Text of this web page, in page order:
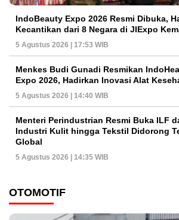
IndoBeauty Expo 2026 Resmi Dibuka,
Kecantikan dari 8 Negara di JIExpo
5 Agustus 2026 | 17:53 WIB
Menkes Budi Gunadi Resmikan
Expo 2026, Hadirkan Inovasi Alat
5 Agustus 2026 | 14:40 WIB
Menteri Perindustrian Resmi Buka ILF
Industri Kulit hingga Tekstil Didorong
Global
5 Agustus 2026 | 14:35 WIB
OTOMOTIF